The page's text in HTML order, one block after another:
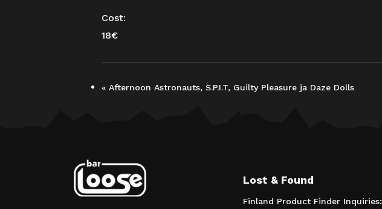
Cost:
18€
« Afternoon Astronauts, S.P.I.T, Guilty Pleasure ja Daze Dolls
Lost & Found
Finland Product Finder Inquiries: